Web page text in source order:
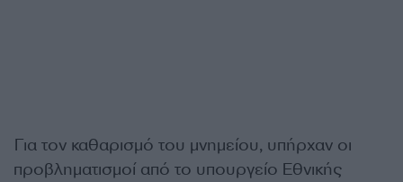
Για τον καθαρισμό του μνημείου, υπήρχαν οι
προβληματισμοί από το υπουργείο Εθνικής